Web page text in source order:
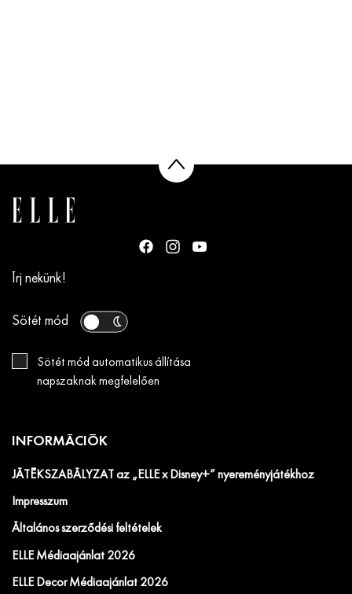
Írj nekünk!
Sötét mód
Sötét mód automatikus állítása
napszaknak megfelelően
INFORMÁCIÓK
JÁTÉKSZABÁLYZAT az „ELLE x Disney+” nyereményjátékhoz
Impresszum
Általános szerződési feltételek
ELLE Médiaajánlat 2026
ELLE Decor Médiaajánlat 2026